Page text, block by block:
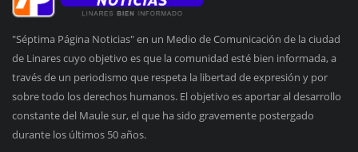
"Séptima Página Noticias" en un Medio de Comunicación de la ciudad
de Linares cuyo objetivo es que la comunidad esté bien informada, a
través de un periodismo que respeta la libertad de expresión y por
sobre todo los derechos humanos. El objetivo es aportar al desarrollo
constante del Maule sur, el que ha sido gravemente postergado
durante los últimos 50 años.